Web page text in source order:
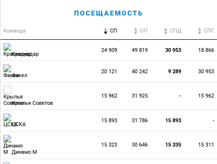
ПОСЕЩАЕМОСТЬ
Команда СП ОП CПД CПГ
Краснодар
24 909 49 819 30 953 18 866
Факел
20 121 40 242 9 289 30 953
Крылья Советов
15 962 31 925 - 15 962
ЦСКА
15 893 31 786 15 893 -
Динамо М
15 323 30 646 15 335 15 311